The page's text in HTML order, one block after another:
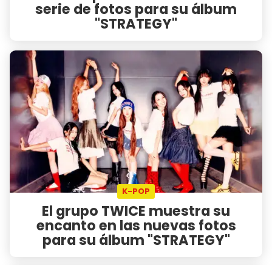
serie de fotos para su álbum
"STRATEGY"
K-POP
El grupo TWICE muestra su
encanto en las nuevas fotos
para su álbum "STRATEGY"